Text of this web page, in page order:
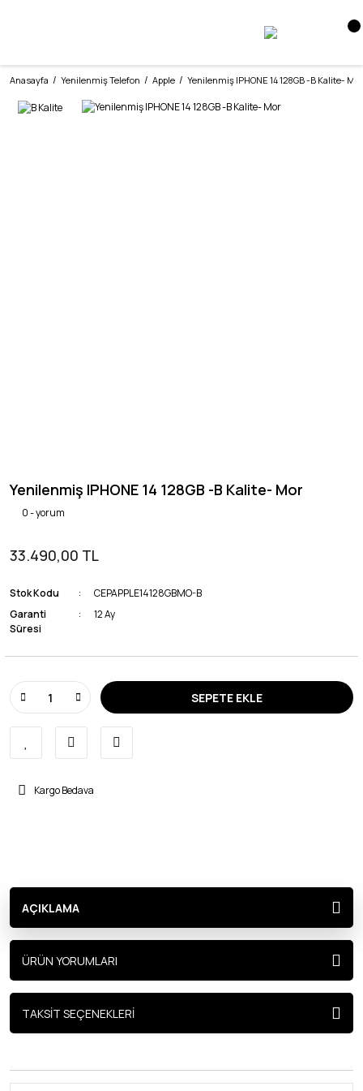
Anasayfa Yenilenmiş Telefon Apple Yenilenmiş IPHONE 14 128GB -B Kalite- Mor
Yenilenmiş IPHONE 14 128GB -B Kalite- Mor
0 - yorum
33.490,00 TL
Stok Kodu
CEPAPPLE14128GBMO-B
Garanti
Süresi
12 Ay
SEPETE EKLE
Kargo Bedava
AÇIKLAMA
ÜRÜN YORUMLARI
TAKSİT SEÇENEKLERİ